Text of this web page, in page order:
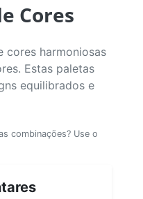
Cores
cores harmoniosas
Estas paletas
equilibrados e
combinações? Use o